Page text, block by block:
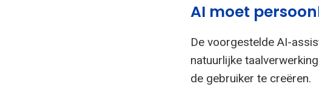
AI moet
De voorgestelde AI-
natuurlijke
de gebruiker te creëren.